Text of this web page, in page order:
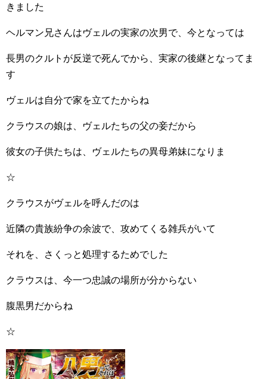
きました
ヘルマン兄さんはヴェルの実家の次男で、今となっては
長男のクルトが反逆で死んでから、実家の後継となってま
す
ヴェルは自分で家を立てたからね
クラウスの娘は、ヴェルたちの父の妾だから
彼女の子供たちは、ヴェルたちの異母弟妹になりま
☆
クラウスがヴェルを呼んだのは
近隣の貴族紛争の余波で、攻めてくる雑兵がいて
それを、さくっと処理するためでした
クラウスは、今一つ忠誠の場所が分からない
腹黒男だからね
☆